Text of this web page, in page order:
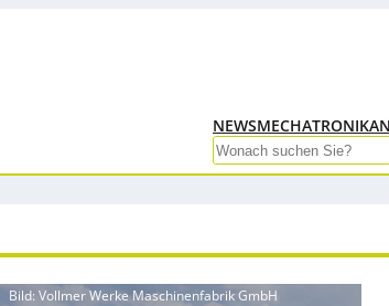
NEWSMECHATRONIK
Search
Bild: Vollmer Werke Maschinenfabrik GmbH